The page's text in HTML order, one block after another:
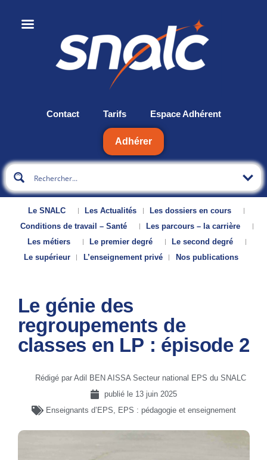
Contact Tarifs Espace Adhérent
Adhérer
Le SNALC Les Actualités
Les dossiers en cours
Conditions de travail – Santé
Les parcours – la carrière
Les métiers
Le premier degré
Le second degré
Le supérieur
L’enseignement privé Nos publications
Le génie des
regroupements de
classes en LP : épisode 2
Rédigé par Adil BEN AISSA Secteur national EPS du SNALC
publié le 13 juin 2025
Enseignants d’EPS, EPS : pédagogie et enseignement